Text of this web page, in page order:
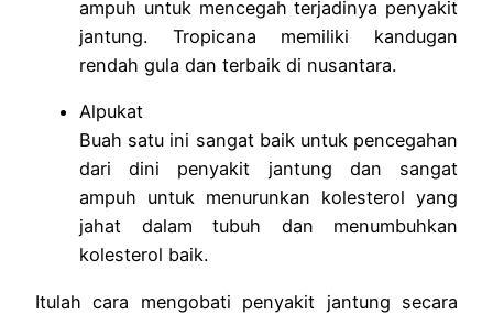
ampuh untuk mencegah terjadinya penyakit
jantung. Tropicana memiliki kandugan
rendah gula dan terbaik di nusantara.
Alpukat
Buah satu ini sangat baik untuk pencegahan
dari dini penyakit jantung dan sangat
ampuh untuk menurunkan kolesterol yang
jahat dalam tubuh dan menumbuhkan
kolesterol baik.
Itulah cara mengobati penyakit jantung secara